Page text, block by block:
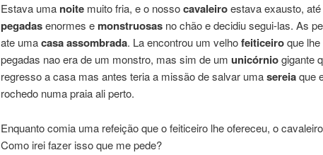
Estava uma noite muito fria, e o nossocavaleiroestava exausto,
pegadasenormes e monstruosasno chão e decidiu segui-las. As
ate umacasa assombrada. La encontrou um velhofeiticeiroque lhe
pegadas nao era de um monstro, mas sim de um unicórniogigante
regresso a casa mas antes teria a missão de salvar umasereiaque
rochedo numa praia ali perto.
Enquanto comia uma refeição que o feiticeiro lhe ofereceu, o
Como irei fazer isso que me pede?